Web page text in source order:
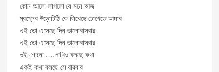
কোন আলো লাগলো যে মনে আজ
স্বপ্নের উড়োচিঠি কে লিখেছে চোখেতে আমার
এই তো এসেছে দিন ভালোবাসবার
এই তো এসেছে দিন ভালোবাসবার
ওই শোনো ….পাখিও বলছে কথা
একই কথা বলছে সে বারবার